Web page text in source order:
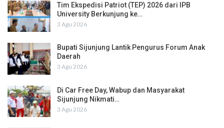
Tim Ekspedisi Patriot (TEP) 2026 dari IPB
University Berkunjung ke…
3 Agu 2026
Bupati Sijunjung Lantik Pengurus Forum Anak
Daerah
3 Agu 2026
Di Car Free Day, Wabup dan Masyarakat
Sijunjung Nikmati…
3 Agu 2026